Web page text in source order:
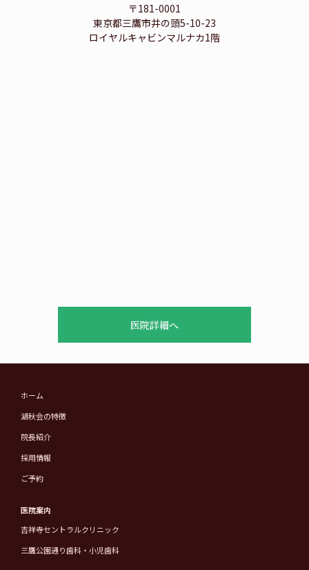
〒181-0001
東京都三鷹市井の頭5-10-23
ロイヤルキャビンマルナカ1階
医院詳細へ
ホーム
湖秋会の特徴
院長紹介
採用情報
ご予約
医院案内
吉祥寺セントラルクリニック
三鷹公園通り歯科・小児歯科